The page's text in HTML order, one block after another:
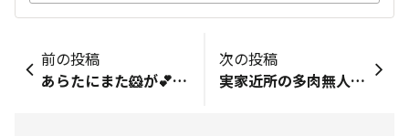
前の投稿
あらたにまた‪🐹が︎💕︎︎💕︎‪ハムスター🐹3匹になりました🤣
次の投稿
実家近所の多肉無人販売のお宅の方から「寄せ植えの隙間を埋めるのに使って〜」といただいちゃいました😊嬉しい✨増やして隙間を埋めるのに困らないようにしたいな😊